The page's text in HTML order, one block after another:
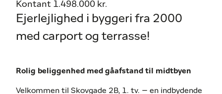
Kontant 1.498.000 kr.
Ejerlejlighed i byggeri fra 2000
med carport og terrasse!
Rolig beliggenhed med gåafstand til midtbyen
Velkommen til Skovgade 2B, 1. tv. – en indbydende